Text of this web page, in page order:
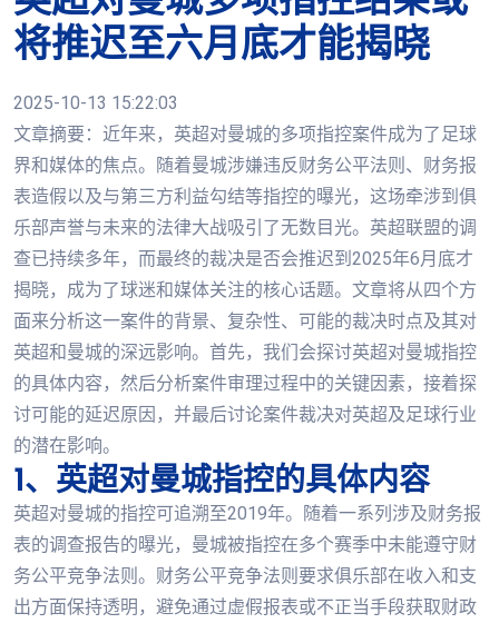
将推迟至六月底才能揭晓
2025-10-13 15:22:03
文章摘要：近年来，英超对曼城的多项指控案件成为了足球
界和媒体的焦点。随着曼城涉嫌违反财务公平法则、财务报
表造假以及与第三方利益勾结等指控的曝光，这场牵涉到俱
乐部声誉与未来的法律大战吸引了无数目光。英超联盟的调
查已持续多年，而最终的裁决是否会推迟到2025年6月底才
揭晓，成为了球迷和媒体关注的核心话题。文章将从四个方
面来分析这一案件的背景、复杂性、可能的裁决时点及其对
英超和曼城的深远影响。首先，我们会探讨英超对曼城指控
的具体内容，然后分析案件审理过程中的关键因素，接着探
讨可能的延迟原因，并最后讨论案件裁决对英超及足球行业
的潜在影响。
1、英超对曼城指控的具体内容
英超对曼城的指控可追溯至2019年。随着一系列涉及财务报
表的调查报告的曝光，曼城被指控在多个赛季中未能遵守财
务公平竞争法则。财务公平竞争法则要求俱乐部在收入和支
出方面保持透明，避免通过虚假报表或不正当手段获取财政